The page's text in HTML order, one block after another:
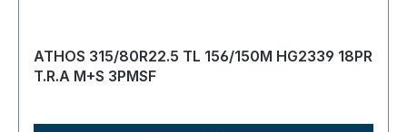
ATHOS 315/80R22.5 TL 156/150M HG2339 18PR
T.R.A M+S 3PMSF